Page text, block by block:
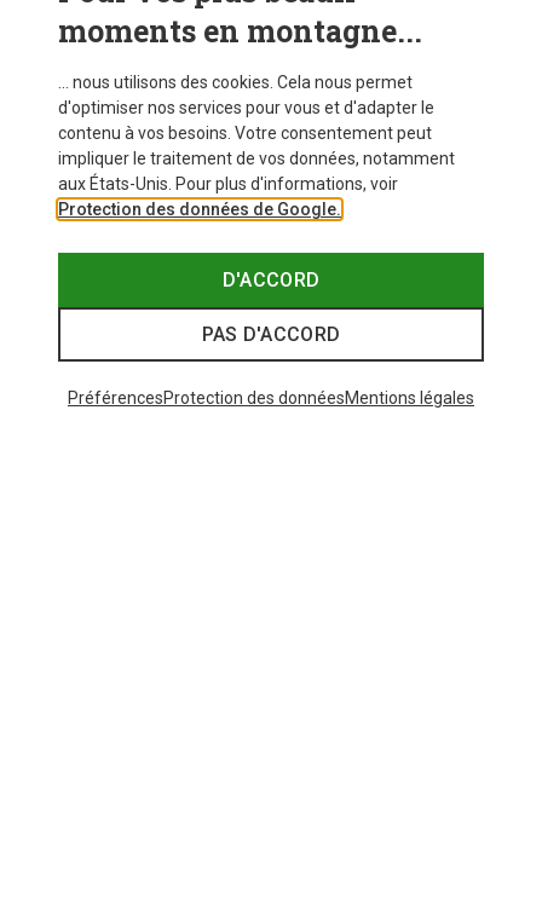
Similaires à ceux vus récemment
moments en montagne...
... nous utilisons des cookies. Cela nous permet
d'optimiser nos services pour vous et d'adapter le
contenu à vos besoins. Votre consentement peut
impliquer le traitement de vos données, notamment
aux États-Unis. Pour plus d'informations, voir
Protection des données de Google.
D'ACCORD
PAS D'ACCORD
PréférencesProtection des donnéesMentions légales